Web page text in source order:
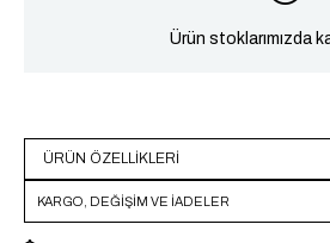
Ürün stoklarımızda
ÜRÜN ÖZELLIKLERI
KARGO, DEĞİŞİM VE İADELER